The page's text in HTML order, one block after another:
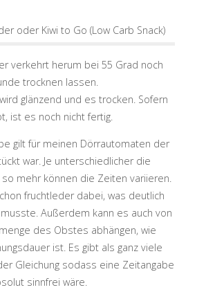
verkehrt herum bei 55 Grad noch
trocknen lassen.
glänzend und es trocken. Sofern
ist es noch nicht fertig.
gilt für meinen Dörrautomaten der
war. Je unterschiedlicher die
so mehr können die Zeiten variieren.
fruchtleder dabei, was deutlich
Außerdem kann es auch von
des Obstes abhängen, wie
ist. Es gibt als ganz viele
Gleichung sodass eine Zeitangabe
sinnfrei wäre.